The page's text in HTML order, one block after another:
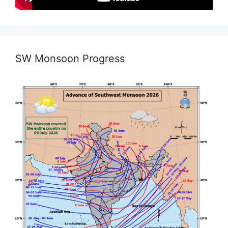
SW Monsoon Progress